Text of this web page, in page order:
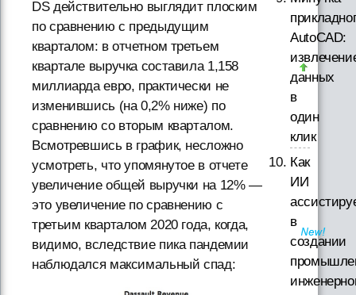
DS действительно выглядит плоским
по сравнению с предыдущим
кварталом: в отчетном третьем
квартале выручка составила 1,158
миллиарда евро, практически не
изменившись (на 0,2% ниже) по
сравнению со вторым кварталом.
Всмотревшись в график, несложно
усмотреть, что упомянутое в отчете
увеличение общей выручки на 12% —
это увеличение по сравнению с
третьим кварталом 2020 года, когда,
видимо, вследствие пика пандемии
наблюдался максимальный спад:
AutoCAD:
данных
в
один
клик
Как
ИИ
в
создании